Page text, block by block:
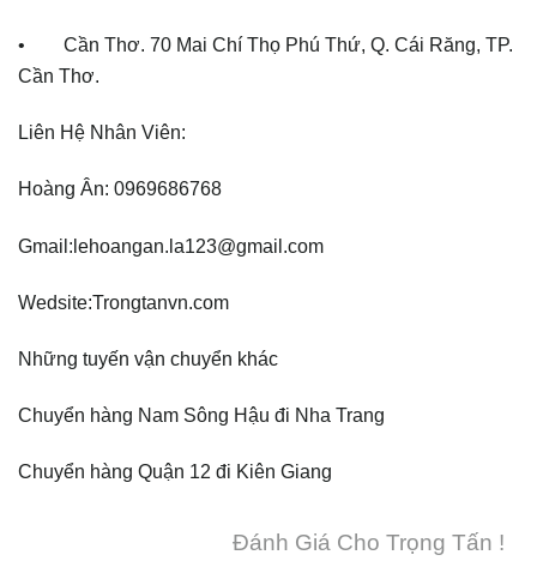
• Cần Thơ. 70 Mai Chí Thọ Phú Thứ, Q. Cái Răng, TP.
Cần Thơ.
Liên Hệ Nhân Viên:
Hoàng Ân: 0969686768
Gmail:lehoangan.la123@gmail.com
Wedsite:Trongtanvn.com
Những tuyến vận chuyển khác
Chuyển hàng Nam Sông Hậu đi Nha Trang
Chuyển hàng Quận 12 đi Kiên Giang
Đánh Giá Cho Trọng Tấn !